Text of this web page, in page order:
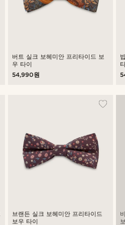
버트 실크 보헤미안 프리타이드 보
우 타이
54,990원
브랜든 실크 보헤미안 프리타이드
보우 타이